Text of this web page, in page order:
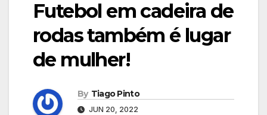
Futebol em cadeira de
rodas também é lugar
de mulher!
By Tiago Pinto
JUN 20, 2022